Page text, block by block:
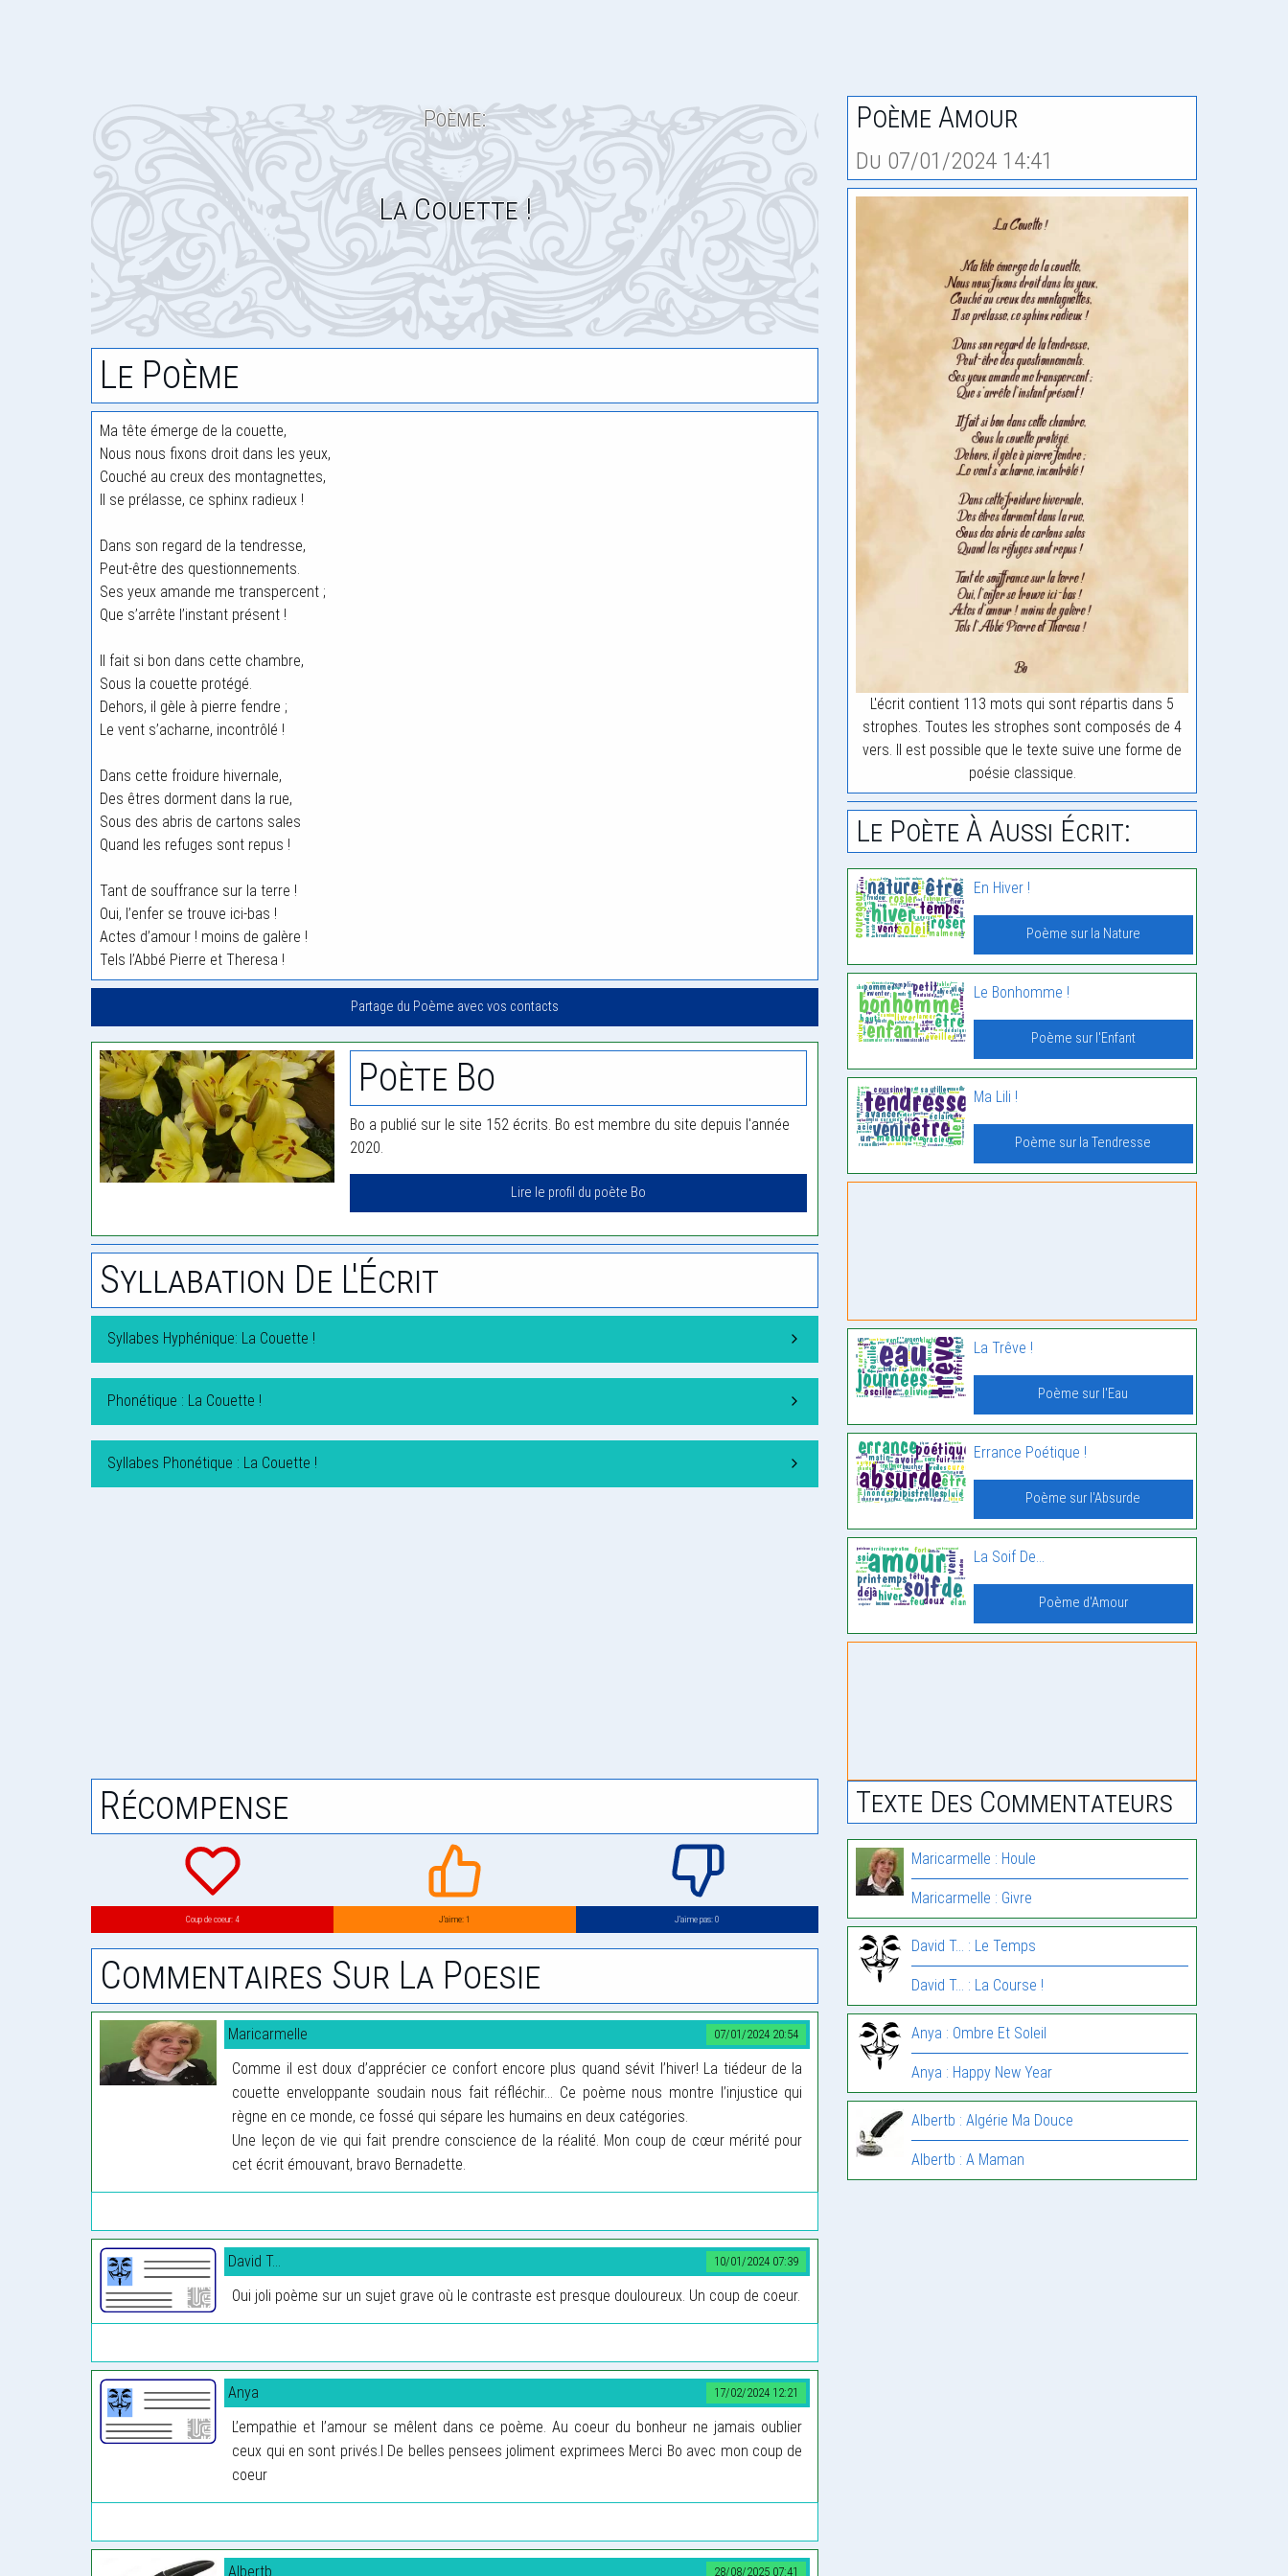
Poème:
La Couette !
Le Poème
Ma tête émerge de la couette,
Nous nous fixons droit dans les yeux,
Couché au creux des montagnettes,
Il se prélasse, ce sphinx radieux !
Dans son regard de la tendresse,
Peut-être des questionnements.
Ses yeux amande me transpercent ;
Que s’arrête l’instant présent !
Il fait si bon dans cette chambre,
Sous la couette protégé.
Dehors, il gèle à pierre fendre ;
Le vent s’acharne, incontrôlé !
Dans cette froidure hivernale,
Des êtres dorment dans la rue,
Sous des abris de cartons sales
Quand les refuges sont repus !
Tant de souffrance sur la terre !
Oui, l’enfer se trouve ici-bas !
Actes d’amour ! moins de galère !
Tels l’Abbé Pierre et Theresa !
Partage du Poème avec vos contacts
Poète Bo
Bo a publié sur le site 152 écrits. Bo est membre du site depuis l'année
2020.
Lire le profil du poète Bo
Syllabation De L'Écrit
Syllabes Hyphénique: La Couette !
Phonétique : La Couette !
Syllabes Phonétique : La Couette !
Récompense
Coup de coeur: 4 J’aime: 1 J’aime pas: 0
Commentaires Sur La Poesie
07/01/2024 20:54
Maricarmelle
Comme il est doux d’apprécier ce confort encore plus quand sévit l’hiver! La tiédeur de la
couette enveloppante soudain nous fait réfléchir… Ce poème nous montre l’injustice qui
règne en ce monde, ce fossé qui sépare les humains en deux catégories.
Une leçon de vie qui fait prendre conscience de la réalité. Mon coup de cœur mérité pour
cet écrit émouvant, bravo Bernadette.
10/01/2024 07:39
David T...
Oui joli poème sur un sujet grave où le contraste est presque douloureux. Un coup de coeur.
17/02/2024 12:21
Anya
L’empathie et l’amour se mêlent dans ce poème. Au coeur du bonheur ne jamais oublier
ceux qui en sont privés.l De belles pensees joliment exprimees Merci Bo avec mon coup de
coeur
28/08/2025 07:41
Albertb
Poème Amour
Du 07/01/2024 14:41
L'écrit contient 113 mots qui sont répartis dans 5
strophes. Toutes les strophes sont composés de 4
vers. Il est possible que le texte suive une forme de
poésie classique.
Le Poète À Aussi Écrit:
En Hiver !
Poème sur la Nature
Le Bonhomme !
Poème sur l'Enfant
Ma Lili !
Poème sur la Tendresse
La Trêve !
Poème sur l'Eau
Errance Poétique !
Poème sur l'Absurde
La Soif De…
Poème d'Amour
Texte Des Commentateurs
Maricarmelle : Houle
Maricarmelle : Givre
David T... : Le Temps
David T... : La Course !
Anya : Ombre Et Soleil
Anya : Happy New Year
Albertb : Algérie Ma Douce
Albertb : A Maman